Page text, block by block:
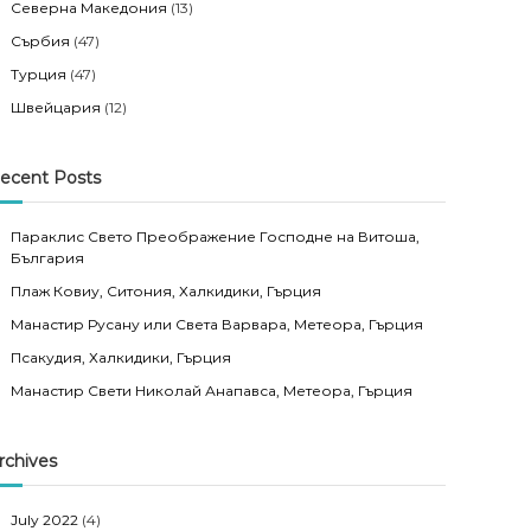
Северна Македония (13)
Сърбия (47)
Турция (47)
Швейцария (12)
Posts
Параклис Свето Преображение Господне на Витоша,
България
Плаж Ковиу, Ситония, Халкидики, Гърция
Манастир Русану или Света Варвара, Метеора, Гърция
Псакудия, Халкидики, Гърция
Манастир Свети Николай Анапавса, Метеора, Гърция
July 2022 (4)